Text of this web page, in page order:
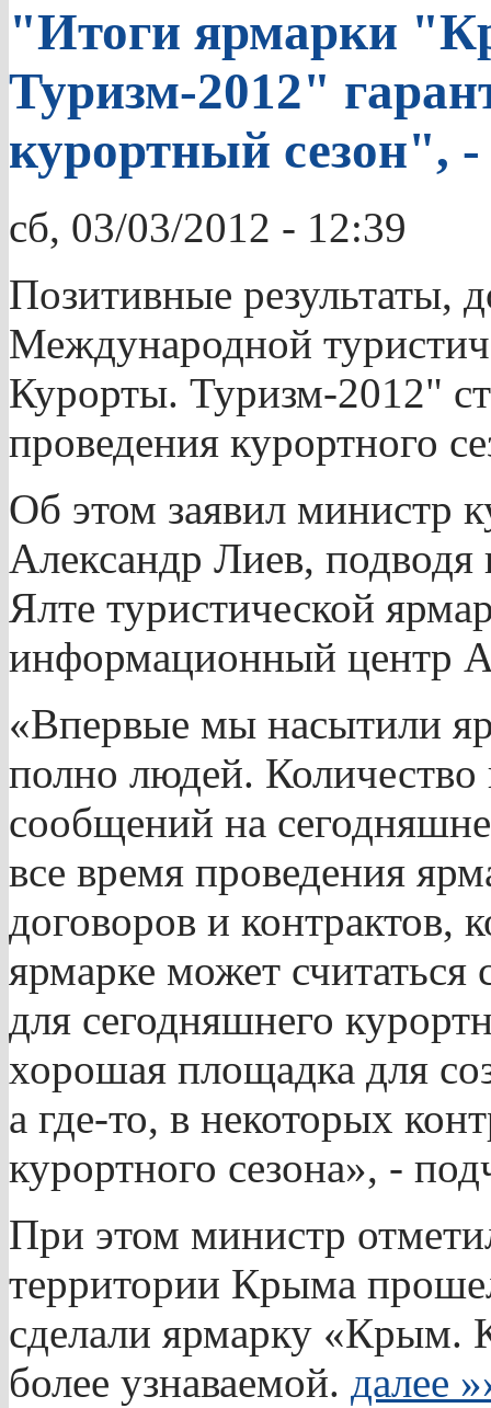
"Итоги ярмарки
Туризм-2012"
курортный сезон",
сб, 03/03/2012 - 12:39
Позитивные результаты,
Международной
Курорты. Туризм-2012"
проведения курортного
Об этом заявил министр
Александр Лиев,
Ялте туристической
информационный центр
«Впервые мы насытили
полно людей.
сообщений на
все время проведения
договоров и контрактов,
ярмарке может
для сегодняшнего
хорошая площадка для
а где-то, в некоторых
курортного сезона», -
При этом министр
территории Крыма
сделали ярмарку «Крым.
более узнаваемой. далее